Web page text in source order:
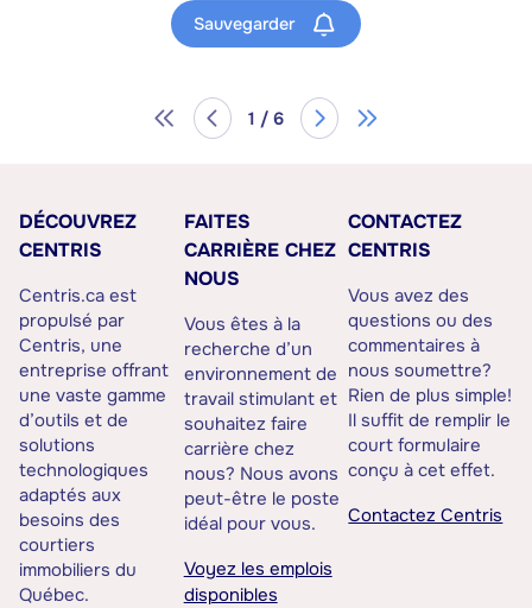
Sauvegarder
1 / 6
DÉCOUVREZ
CENTRIS
Centris.ca est
propulsé par
Centris, une
entreprise offrant
une vaste gamme
d’outils et de
solutions
technologiques
adaptés aux
besoins des
courtiers
immobiliers du
Québec.
FAITES
CARRIÈRE CHEZ
NOUS
Vous êtes à la
recherche d’un
environnement de
travail stimulant et
souhaitez faire
carrière chez
nous? Nous avons
peut-être le poste
idéal pour vous.
Voyez les emplois
disponibles
CONTACTEZ
CENTRIS
Vous avez des
questions ou des
commentaires à
nous soumettre?
Rien de plus simple!
Il suffit de remplir le
court formulaire
conçu à cet effet.
Contactez Centris